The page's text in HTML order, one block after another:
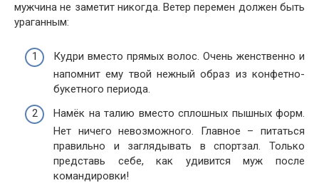
мужчина не заметит никогда. Ветер перемен должен быть
ураганным:
Кудри вместо прямых волос. Очень женственно и
напомнит ему твой нежный образ из конфетно-
букетного периода.
Намёк на талию вместо сплошных пышных форм.
Нет ничего невозможного. Главное – питаться
правильно и заглядывать в спортзал. Только
представь себе, как удивится муж после
командировки!